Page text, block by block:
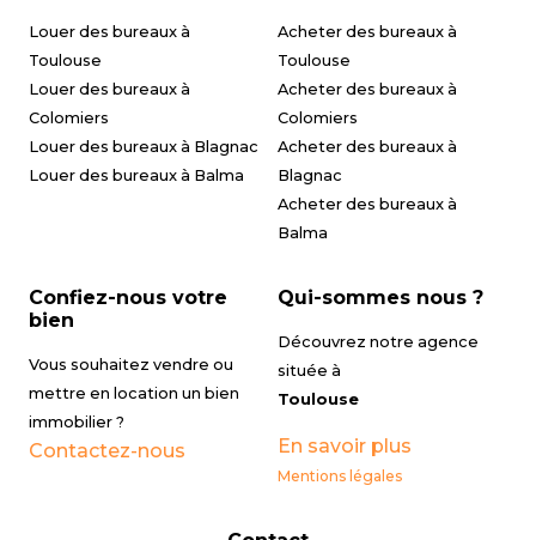
Louer des bureaux à
Toulouse
Louer des bureaux à
Colomiers
Louer des bureaux à Blagnac
Louer des bureaux à Balma
Acheter des bureaux à
Toulouse
Acheter des bureaux à
Colomiers
Acheter des bureaux à
Blagnac
Acheter des bureaux à
Balma
Confiez-nous votre
bien
Vous souhaitez vendre ou
mettre en location un bien
immobilier ?
Contactez-nous
Qui-sommes nous ?
Découvrez notre agence
située à
Toulouse
En savoir plus
Mentions légales